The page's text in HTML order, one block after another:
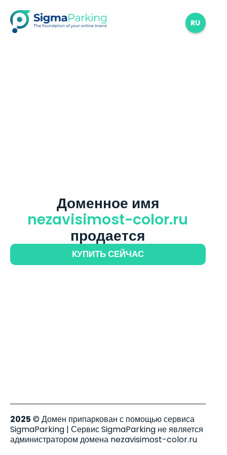
RU
Доменное имя
nezavisimost-color.ru
продается
КУПИТЬ СЕЙЧАС
2025 © Домен припаркован с помощью сервиса
SigmaParking | Сервис SigmaParking не является
администратором домена nezavisimost-color.ru